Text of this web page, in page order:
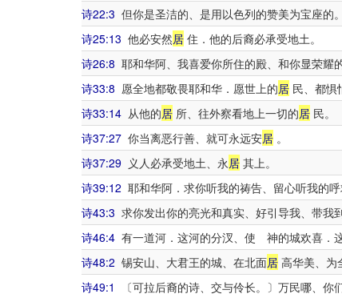
诗22:3 但你是圣洁的、是用以色列的赞美为宝座的
诗25:13 他必安然居 住．他的后裔必承受地土。
诗26:8 耶和华阿、我喜爱你所住的殿、和你显荣耀
诗33:8 愿全地都敬畏耶和华．愿世上的居 民、都惧
诗33:14 从他的居 所、往外察看地上一切的居 民。
诗37:27 你当离恶行善、就可永远安居 。
诗37:29 义人必承受地土、永居 其上。
诗39:12 耶和华阿．求你听我的祷告、留心听我的
诗43:3 求你发出你的亮光和真实、好引导我、带我
诗46:4 有一道河．这河的分汊、使 神的城欢喜．
诗48:2 锡安山、大君王的城、在北面居 高华美、为
诗49:1
〔可拉后裔的诗、交与伶长。〕万民哪、你